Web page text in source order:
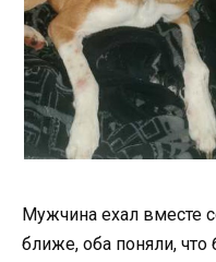
Мужчина ехал вместе
ближе, оба поняли, что